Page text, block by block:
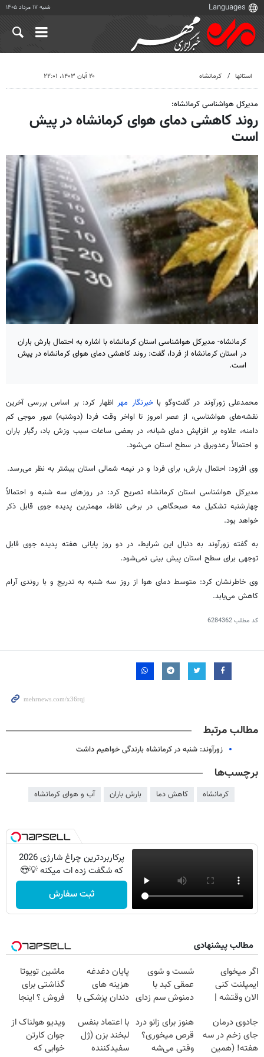
شنبه ۱۷ مرداد ۱۴۰۵
استانها کرمانشاه ۲۰ آبان ۱۴۰۳، ۲۲:۰۱
مدیرکل هواشناسی کرمانشاه:
روند کاهشی دمای هوای کرمانشاه در پیش
است
کرمانشاه- مدیرکل هواشناسی استان کرمانشاه با اشاره به احتمال بارش باران
در استان کرمانشاه از فردا، گفت: روند کاهشی دمای هوای کرمانشاه در پیش
است.
محمدعلیزورآوند در گفت‌وگو باخبرنگار مهر اظهار کرد: بر اساس بررسی آخرین
نقشه‌های هواشناسی، از عصر امروز تا اواخر وقت فردا (دوشنبه) عبور موجی کم
دامنه، علاوه بر افزایش دمای شبانه، در بعضی ساعات سبب وزش باد، رگبار باران
و احتمالاً رعدوبرق در سطح استان می‌شود.
وی افزود: احتمال بارش، برای فردا و در نیمه شمالی استان بیشتر به نظر می‌رسد.
مدیرکل هواشناسی استان کرمانشاه تصریح کرد: در روزهای سه شنبه و احتمالاً
چهارشنبه تشکیل مه صبحگاهی در برخی نقاط، مهمترین پدیده جوی قابل ذکر
خواهد بود.
به گفتهزورآوند به دنبال این شرایط، در دو روز پایانی هفته پدیده جوی قابل
توجهی برای سطح استان پیش بینی نمی‌شود.
وی خاطرنشان کرد: متوسط دمای هوا از روز سه شنبه به تدریج و با روندی آرام
کاهش می‌یابد.
کد مطلب6284362
مطالب مرتبط
زورآوند: شنبه در کرمانشاه بارندگی خواهیم داشت
برچسب‌ها
کرمانشاه کاهش دما بارش باران آب و هوای کرمانشاه
پرکاربردترین چراغ شارژی 2026
که شگفت زده ات میکنه 💡😍
ثبت سفارش
مطالب پیشنهادی
اگر میخوای
ایمپلنت کنی
الان وقتشه |
میلیون تومان!!!
شست و شوی
عمقی کبد با
دمنوش سم زدای
پایان دغدغه
هزینه های
دندان پزشکی با
خانگی
ماشین تویوتا
گذاشتی برای
فروش ؟ اینجا
بفروش
جادوی درمان
جای زخم در سه
هفته! (همین
هنوز برای زانو درد
قرص میخوری؟
وقتی می‌شه
با اعتماد بنفس
لبخند بزن (ژل
سفیدکننده
ویدیو هولناک از
جوان کارتن
خوابی که